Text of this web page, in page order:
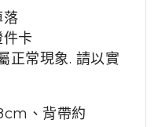
落
卡
正常現象. 請以實
、背帶約